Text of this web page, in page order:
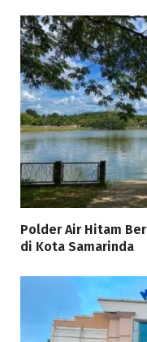
Polder Air Hitam
di Kota Samarinda